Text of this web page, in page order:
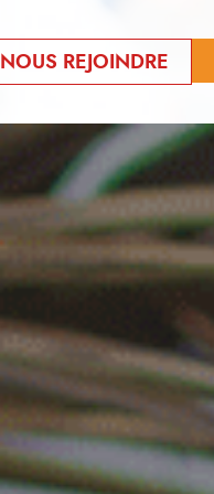
NOUS REJOINDRE